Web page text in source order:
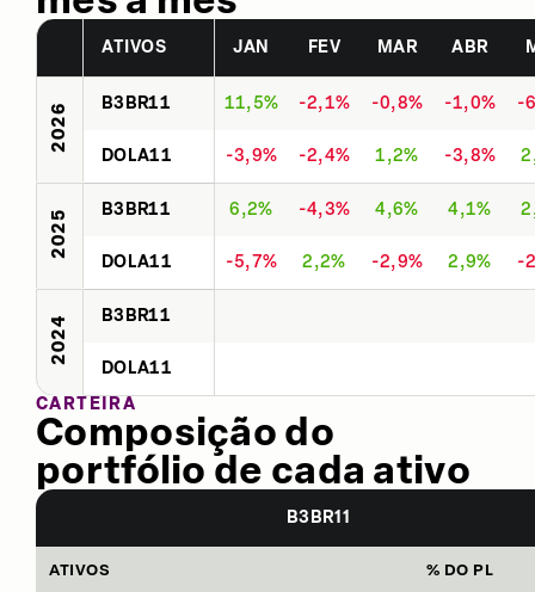
ATIVOS JAN FEV MAR ABR
2026 B3BR11 11,5% -2,1% -0,8% -1,0% -
DOLA11 -3,9% -2,4% 1,2% -3,8%
2025 B3BR11 6,2% -4,3% 4,6% 4,1%
DOLA11 -5,7% 2,2% -2,9% 2,9% -
2024 B3BR11
DOLA11
CARTEIRA
Composição do
portfólio de cada ativo
B3BR11
ATIVOS % DO PL